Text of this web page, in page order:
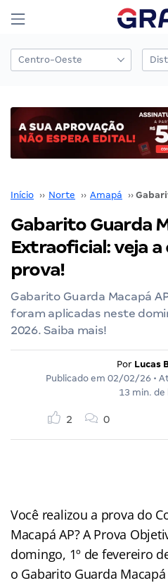
Início ›› Norte ›› Amapá ››
Gabarito Guarda
Extraoficial: veja
prova!
Gabarito Guarda Macapá
foram aplicadas neste
2026. Saiba mais!
Por Lucas
Publicado em 02/02/26 •
13 min.
2 0
Você realizou a prova do
Macapá AP? A Prova
domingo, 1º de fevereiro
o Gabarito Guarda